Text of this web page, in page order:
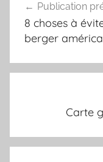
de
l’article
Publication
8 choses à
berger
Carte